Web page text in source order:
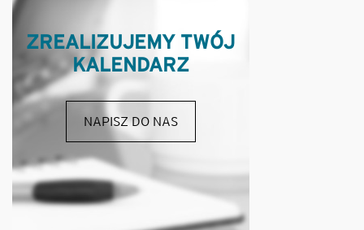
ZREALIZUJEMY TWÓJ
KALENDARZ
NAPISZ DO NAS